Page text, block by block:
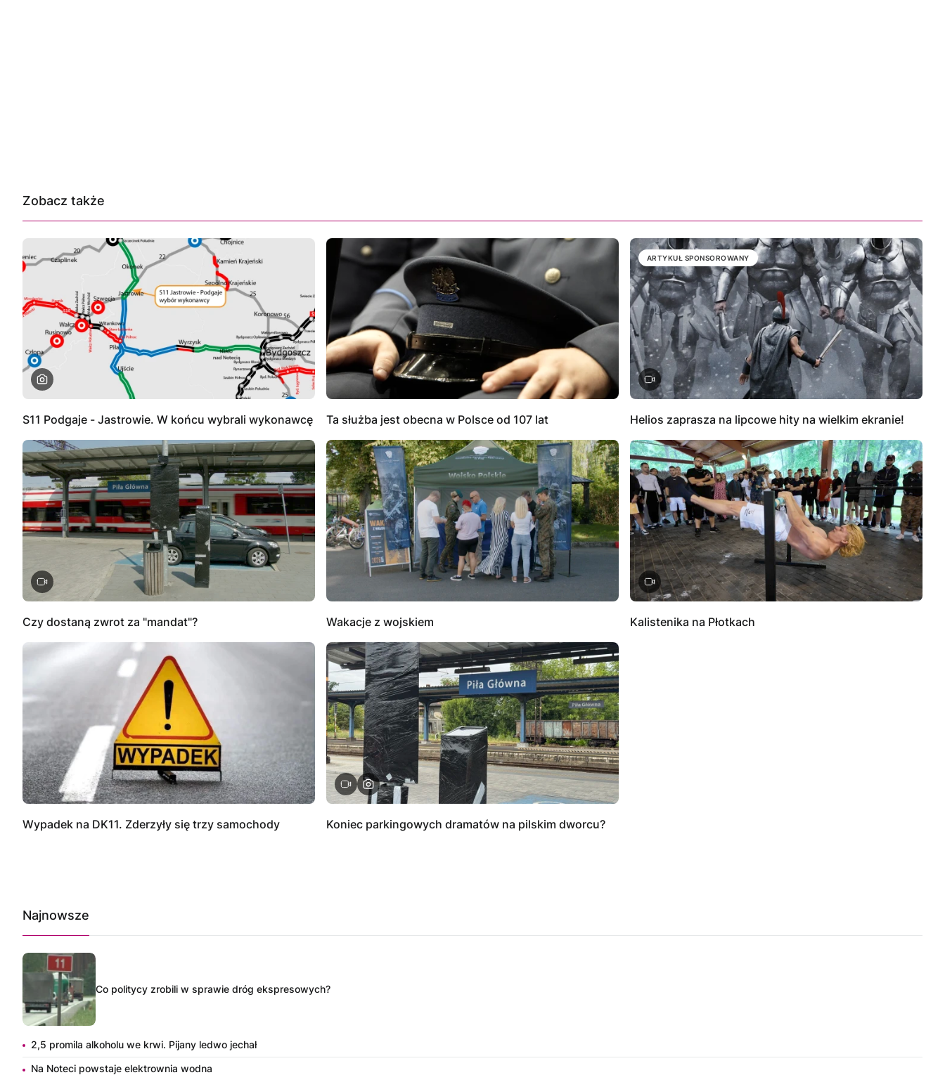
Zobacz także
S11 Podgaje - Jastrowie. W końcu wybrali wykonawcę Ta służba jest obecna w Polsce od 107 lat
ARTYKUŁ SPONSOROWANY
Helios zaprasza na lipcowe hity na wielkim ekranie!
Czy dostaną zwrot za "mandat"? Wakacje z wojskiem Kalistenika na Płotkach
Wypadek na DK11. Zderzyły się trzy samochody Koniec parkingowych dramatów na pilskim dworcu?
Najnowsze
Co politycy zrobili w sprawie dróg ekspresowych?
2,5 promila alkoholu we krwi. Pijany ledwo jechał
Na Noteci powstaje elektrownia wodna